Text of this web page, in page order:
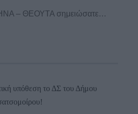
– ΘΕΟΥΤΑ σημειώσατε…
υπόθεση το ΔΣ του Δήμου